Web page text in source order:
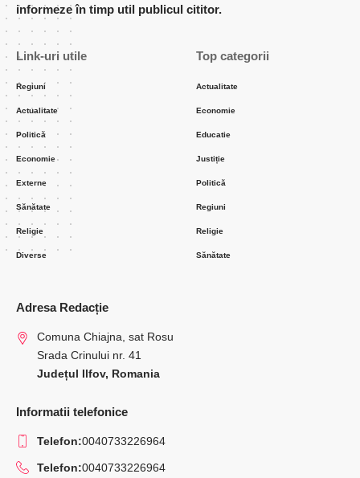
informeze în timp util publicul cititor.
Link-uri utile
Regiuni
Actualitate
Politică
Economie
Externe
Sănătate
Religie
Diverse
Top categorii
Actualitate
Economie
Educatie
Justiție
Politică
Regiuni
Religie
Sănătate
Adresa Redacție
Comuna Chiajna, sat Rosu
Srada Crinului nr. 41
Județul Ilfov, Romania
Informatii telefonice
Telefon:0040733226964
Telefon:0040733226964